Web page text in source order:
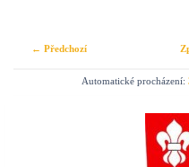
← Předchozí
Automatické procházení: